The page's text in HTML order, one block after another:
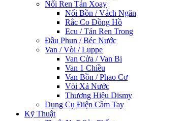
Nối Ren Tán Xoay
Nối Bồn / Vách Ngăn
Rắc Co Đồng Hồ
Ecu / Tán Ren Trong
Đầu Phun / Béc Nước
Van / Vòi / Luppe
Van Cửa / Van Bi
Van 1 Chiều
Van Bồn / Phao Cơ
Vòi Xả Nước
Thương Hiệu Dismy
Dụng Cụ Điện Cầm Tay
Kỹ Thuật